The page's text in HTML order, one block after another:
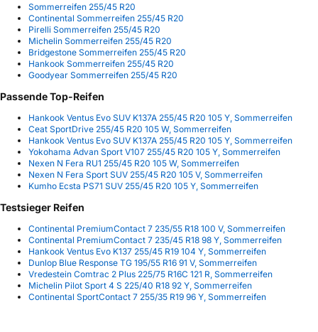
Sommerreifen 255/45 R20
Continental Sommerreifen 255/45 R20
Pirelli Sommerreifen 255/45 R20
Michelin Sommerreifen 255/45 R20
Bridgestone Sommerreifen 255/45 R20
Hankook Sommerreifen 255/45 R20
Goodyear Sommerreifen 255/45 R20
Passende Top-Reifen
Hankook Ventus Evo SUV K137A 255/45 R20 105 Y, Sommerreifen
Ceat SportDrive 255/45 R20 105 W, Sommerreifen
Hankook Ventus Evo SUV K137A 255/45 R20 105 Y, Sommerreifen
Yokohama Advan Sport V107 255/45 R20 105 Y, Sommerreifen
Nexen N Fera RU1 255/45 R20 105 W, Sommerreifen
Nexen N Fera Sport SUV 255/45 R20 105 V, Sommerreifen
Kumho Ecsta PS71 SUV 255/45 R20 105 Y, Sommerreifen
Testsieger Reifen
Continental PremiumContact 7 235/55 R18 100 V, Sommerreifen
Continental PremiumContact 7 235/45 R18 98 Y, Sommerreifen
Hankook Ventus Evo K137 255/45 R19 104 Y, Sommerreifen
Dunlop Blue Response TG 195/55 R16 91 V, Sommerreifen
Vredestein Comtrac 2 Plus 225/75 R16C 121 R, Sommerreifen
Michelin Pilot Sport 4 S 225/40 R18 92 Y, Sommerreifen
Continental SportContact 7 255/35 R19 96 Y, Sommerreifen